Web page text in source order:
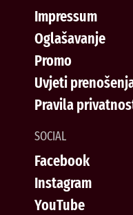
Impressum
Oglašavanje
Promo
Uvjeti
Pravila
SOCIAL
Facebook
Instagram
YouTube